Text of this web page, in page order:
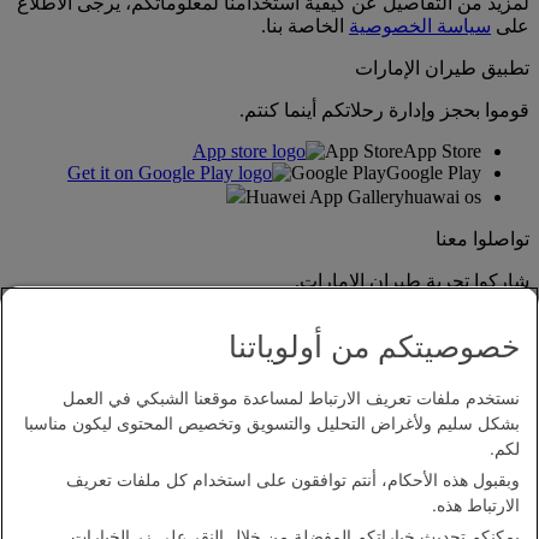
على سياسة الخصوصية الخاصة بنا.
تطبيق طيران الإمارات
قوموا بحجز وإدارة رحلاتكم أينما كنتم.
App StoreApp Store
Google PlayGoogle Play
Huawei App Galleryhuawai os
تواصلوا معنا
شاركوا تجربة طيران الإمارات.
بيان إمكانية الدخول
اتصل بنا
خصوصيتكم من أولوياتنا
نستخدم ملفات تعريف الارتباط لمساعدة موقعنا الشبكي في العمل
بشكل سليم ولأغراض التحليل والتسويق وتخصيص المحتوى ليكون مناسبا
لكم.
وبقبول هذه الأحكام، أنتم توافقون على استخدام كل ملفات تعريف
الارتباط هذه.